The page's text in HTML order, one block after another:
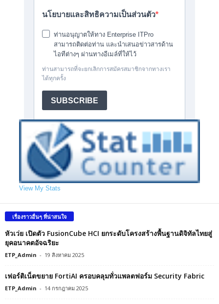
View My Stats
เรื่องราวอื่นๆ ที่น่าสนใจ
หัวเว่ย เปิดตัว FusionCube HCI ยกระดับโครงสร้างพื้นฐานดิจิทัลไทยสู่
ยุคอนาคตอัจฉริยะ
ETP_Admin - 19 สิงหาคม 2025
เฟอร์ติเน็ตขยาย FortiAI ครอบคลุมทั่วแพลตฟอร์ม Security Fabric
ETP_Admin - 14 กรกฎาคม 2025